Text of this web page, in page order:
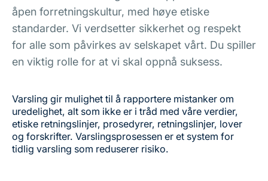
åpen forretningskultur, med høye etiske
standarder. Vi verdsetter sikkerhet og respekt
for alle som påvirkes av selskapet vårt. Du spiller
en viktig rolle for at vi skal oppnå suksess.
Varsling gir mulighet til å rapportere mistanker om
uredelighet, alt som ikke er i tråd med våre verdier,
etiske retningslinjer, prosedyrer, retningslinjer, lover
og forskrifter. Varslingsprosessen er et system for
tidlig varsling som reduserer risiko.